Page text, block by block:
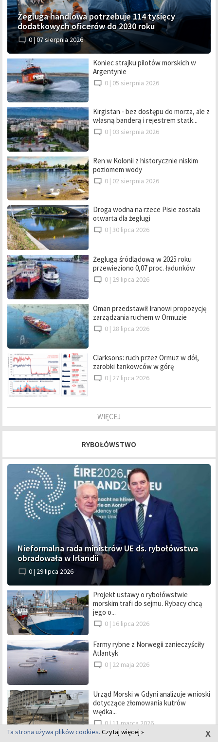
Żegluga handlowa potrzebuje 114 tysięcy
dodatkowych oficerów do 2030 roku
0 |07 sierpnia 2026
Koniec strajku pilotów morskich w
Argentynie
0 | 05 sierpnia 2026
Kirgistan - bez dostępu do morza, ale z
własną banderą i rejestrem statk...
0 | 03 sierpnia 2026
Ren w Kolonii z historycznie niskim
poziomem wody
0 | 02 sierpnia 2026
Droga wodna na rzece Pisie została
otwarta dla żeglugi
0 | 30 lipca 2026
Żeglugą śródlądową w 2025 roku
przewieziono 0,07 proc. ładunków
0 | 29 lipca 2026
Oman przedstawił Iranowi propozycję
zarządzania ruchem w Ormuzie
0 | 28 lipca 2026
Clarksons: ruch przez Ormuz w dół,
zarobki tankowców w górę
0 | 27 lipca 2026
WIĘCEJ
RYBOŁÓWSTWO
Nieformalna rada ministrów UE ds. rybołówstwa
obradowała w Irlandii
0 | 29 lipca 2026
Projekt ustawy o rybołówstwie
morskim trafi do sejmu. Rybacy chcą
jego o...
0 | 16 lipca 2026
Farmy rybne z Norwegii zanieczyściły
Atlantyk
0 | 22 maja 2026
Urząd Morski w Gdyni analizuje wnioski
dotyczące złomowania kutrów
wędka...
0 |11 marca 2026
Ta strona używa plików cookies. Czytaj więcej » x